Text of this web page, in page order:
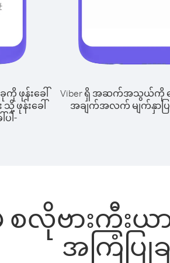
ဖုန်းခေါ်
ဖုန်းခေါ်
ါ-
Viber ရှိ အဆက်အသွယ်ကို ရွ
အချက်အလက် မျက်နှာပြင်
လိုဗားကီးယ
အကြံပြုခ